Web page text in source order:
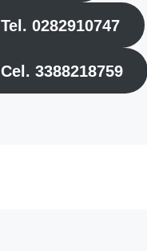
Tel. 0282910747
Cel. 3388218759